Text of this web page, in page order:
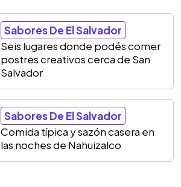
Sabores De El Salvador
Seis lugares donde podés comer
postres creativos cerca de San
Salvador
Sabores De El Salvador
Comida típica y sazón casera en
las noches de Nahuizalco